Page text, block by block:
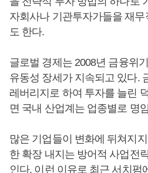
자회사나 기관투자가들을 재무
도 한다.
글로벌 경제는 2008년 금융위
유동성 장세가 지속되고 있다.
레버리지로 하여 투자를 늘린
면 국내 산업계는 업종별로 명
많은 기업들이 변화에 뒤쳐지
한 확장 내지는 방어적 사업전
인다. 이런 이유로 최근 서치펌